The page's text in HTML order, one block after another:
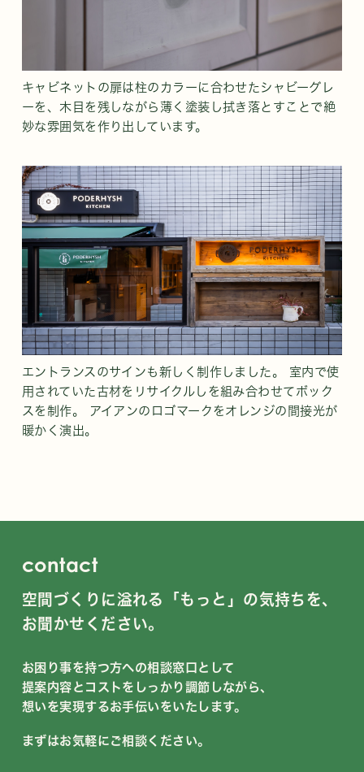
キャビネットの扉は柱のカラーに合わせたシャビーグレ
ーを、木目を残しながら薄く塗装し拭き落とすことで絶
妙な雰囲気を作り出しています。
エントランスのサインも新しく制作しました。 室内で使
用されていた古材をリサイクルしを組み合わせてボック
スを制作。 アイアンのロゴマークをオレンジの間接光が
暖かく演出。
contact
空間づくりに溢れる「もっと」の気持ちを、
お聞かせください。
お困り事を持つ方への相談窓口として
提案内容とコストをしっかり調節しながら、
想いを実現するお手伝いをいたします。
まずはお気軽にご相談ください。